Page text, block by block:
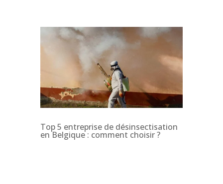
Top 5 entreprise de désinsectisation
en Belgique : comment choisir ?